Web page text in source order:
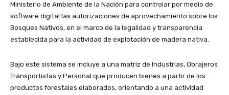
Ministerio de Ambiente de la Nación para controlar por medio de
software digital las autorizaciones de aprovechamiento sobre los
Bosques Nativos, en el marco de la legalidad y transparencia
establecida para la actividad de explotación de madera nativa.
Bajo este sistema se incluye a una matriz de Industrias, Obrajeros
Transportistas y Personal que producen bienes a partir de los
productos forestales elaborados, orientando a una actividad